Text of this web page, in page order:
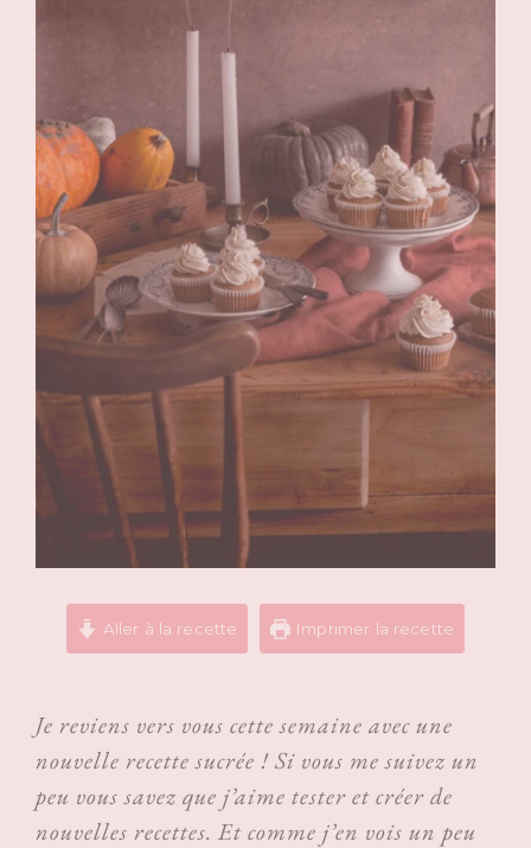
Aller à la recette Imprimer la recette
Je reviens vers vous cette semaine avec une
nouvelle recette sucrée ! Si vous me suivez un
peu vous savez que j’aime tester et créer de
nouvelles recettes. Et comme j’en vois un peu